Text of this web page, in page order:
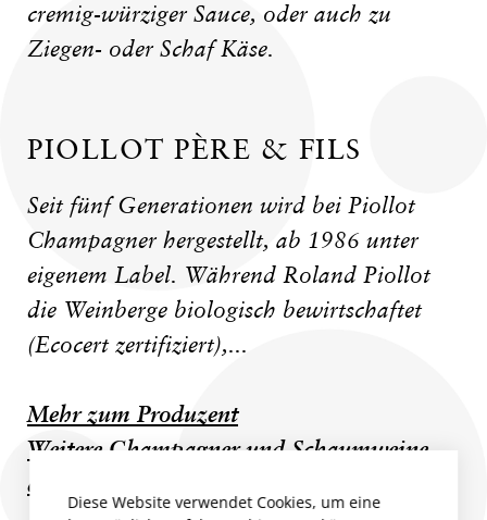
cremig-würziger Sauce, oder auch zu
Ziegen- oder Schaf Käse.
PIOLLOT PÈRE & FILS
Seit fünf Generationen wird bei Piollot
Champagner hergestellt, ab 1986 unter
eigenem Label. Während Roland Piollot
die Weinberge biologisch bewirtschaftet
(Ecocert zertifiziert),...
Mehr zum Produzent
Weitere Champagner und Schaumweine
des Produzenten
Diese Website verwendet Cookies, um eine